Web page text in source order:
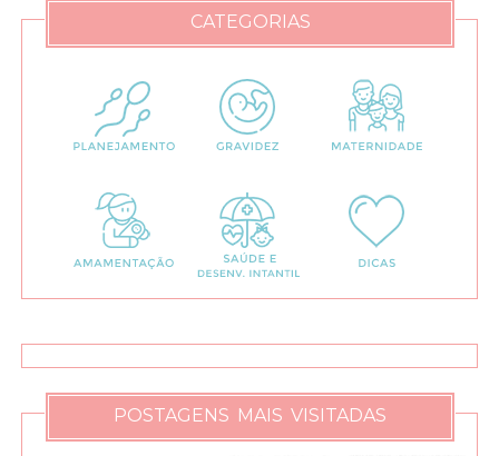
CATEGORIAS
POSTAGENS MAIS VISITADAS